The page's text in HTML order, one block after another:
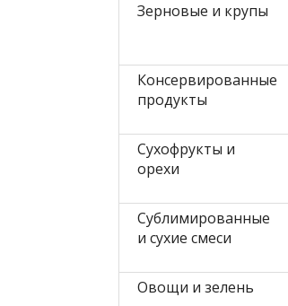
Зерновые и крупы
Консервированные
продукты
Сухофрукты и
орехи
Сублимированные
и сухие смеси
Овощи и зелень